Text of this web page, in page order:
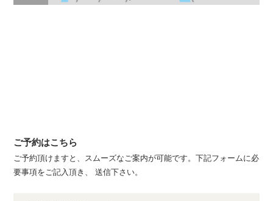
ご予約はこちら
ご予約頂けますと、スムーズなご案内が可能です。下記フォームに必
要事項をご記入頂き、 送信下さい。